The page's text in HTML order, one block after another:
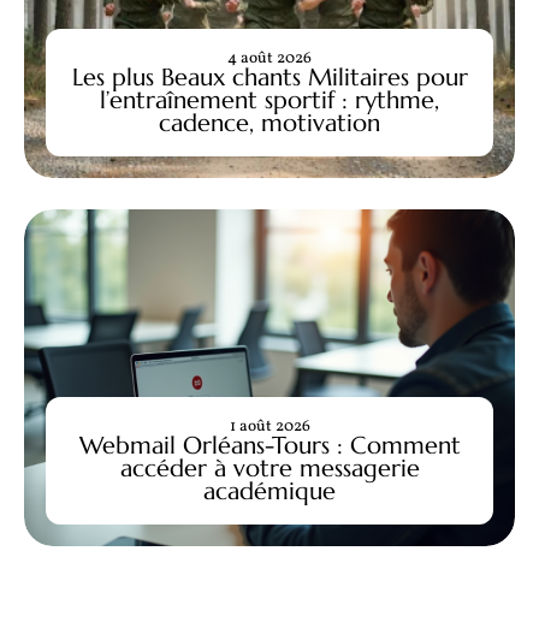
Les plus Beaux chants Militaires pour
l’entraînement sportif : rythme,
cadence, motivation
4 août 2026
Webmail Orléans-Tours : Comment
accéder à votre messagerie
académique
1 août 2026